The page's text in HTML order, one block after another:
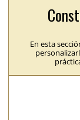
En esta